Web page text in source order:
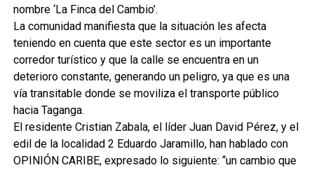
nombre ‘La Finca del Cambio’.
La comunidad manifiesta que la situación les afecta
teniendo en cuenta que este sector es un importante
corredor turístico y que la calle se encuentra en un
deterioro constante, generando un peligro, ya que es una
vía transitable donde se moviliza el transporte público
hacia Taganga.
El residente Cristian Zabala, el líder Juan David Pérez, y el
edil de la localidad 2 Eduardo Jaramillo, han hablado con
OPINIÓN CARIBE, expresado lo siguiente: “un cambio que